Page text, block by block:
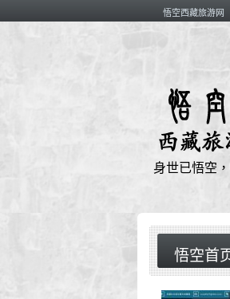
悟空西藏旅游网
身世已悟空
悟空首